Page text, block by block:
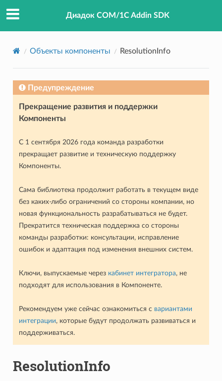
Диадок COM/1C Addin SDK
Объекты компоненты ResolutionInfo
Предупреждение
Прекращение развития и поддержки
Компоненты
С 1 сентября 2026 года команда разработки
прекращает развитие и техническую поддержку
Компоненты.
Сама библиотека продолжит работать в текущем виде
без каких-либо ограничений со стороны компании, но
новая функциональность разрабатываться не будет.
Прекратится техническая поддержка со стороны
команды разработки: консультации, исправление
ошибок и адаптация под изменения внешних систем.
Ключи, выпускаемые через кабинет интегратора, не
подходят для использования в Компоненте.
Рекомендуем уже сейчас ознакомиться с вариантами
интеграции, которые будут продолжать развиваться и
поддерживаться.
ResolutionInfo